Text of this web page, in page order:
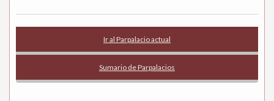
Ir al Parpalacio actual
Sumario de Parpalacios